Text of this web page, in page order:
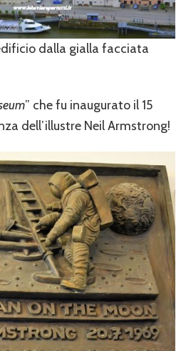
dalla gialla facciata
” che fu inaugurato il 15
dell’illustre Neil Armstrong!